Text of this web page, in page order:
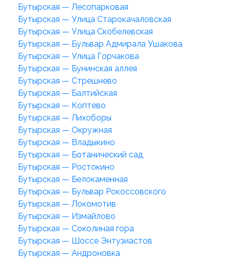
Бутырская — Лесопарковая
Бутырская — Улица Старокачаловская
Бутырская — Улица Скобелевская
Бутырская — Бульвар Адмирала Ушакова
Бутырская — Улица Горчакова
Бутырская — Бунинская аллея
Бутырская — Стрешнево
Бутырская — Балтийская
Бутырская — Коптево
Бутырская — Лихоборы
Бутырская — Окружная
Бутырская — Владыкино
Бутырская — Ботанический сад
Бутырская — Ростокино
Бутырская — Белокаменная
Бутырская — Бульвар Рокоссовского
Бутырская — Локомотив
Бутырская — Измайлово
Бутырская — Соколиная гора
Бутырская — Шоссе Энтузиастов
Бутырская — Андроновка